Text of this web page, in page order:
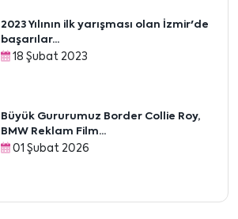
2023 Yılının ilk yarışması olan İzmir'de
başarılar...
18 Şubat 2023
Büyük Gururumuz Border Collie Roy,
BMW Reklam Film...
01 Şubat 2026